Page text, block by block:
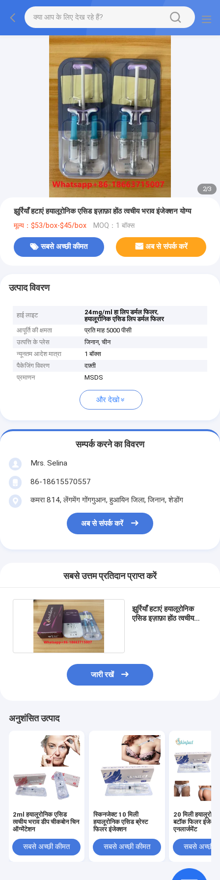
2/3
झुर्रियाँ हटाएं हयालूरोनिक एसिड इज़ाफ़ा होंठ त्वचीय भराव इंजेक्शन योग्य
मूल्य：$53/box-$45/box MOQ：1 बॉक्स
सबसे अच्छी कीमत अब से संपर्क करें
उत्पाद विवरण
हाई लाइट 24mg/ml हा लिप डर्मल फिलर,
हयालूरोनिक एसिड लिप डर्मल फिलर
आपूर्ति की क्षमता
प्रति माह 5000 पीसी
उत्पत्ति के प्लेस
जिनान, चीन
न्यूनतम आदेश मात्रा
1 बॉक्स
पैकेजिंग विवरण
दफ़्ती
प्रमाणन
MSDS
और देखो
सम्पर्क करने का विवरण
Mrs. Selina
86-18615570557
कमरा 814, लेंगमेंग गोंगगुआन, हुआयिन जिला, जिनान, शेडोंग
अब से संपर्क करें
सबसे उत्तम प्रतिदान प्राप्त करें
झुर्रियाँ हटाएं हयालूरोनिक
एसिड इज़ाफ़ा होंठ त्वचीय
जारी रखें
अनुशंसित उत्पाद
2ml हयालूरोनिक एसिड
त्वचीय भराव डीप चीकबोन चिन
ऑग्मेंटेशन
सबसे अच्छी कीमत
स्किनजेक्ट 10 मिली
हयालूरोनिक एसिड ब्रेस्ट
फिलर इंजेक्शन
सबसे अच्छी कीमत
20 मिली
बटॉक फिलर
एनलार्जमेंट
सबसे अच्छी